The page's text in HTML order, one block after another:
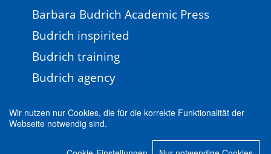
Wir nutzen nur Cookies, die für die korrekte Funktionalität der
Webseite notwendig sind.
Barbara Budrich Academic Press
Budrich inspirited
Budrich training
Budrich agency